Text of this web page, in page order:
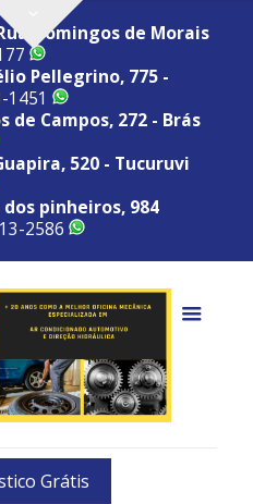
Domingos de Morais
Pellegrino, 775 -
1451
de Campos, 272 - Brás
520 - Tucuruvi
dos pinheiros, 984
2586
Grátis